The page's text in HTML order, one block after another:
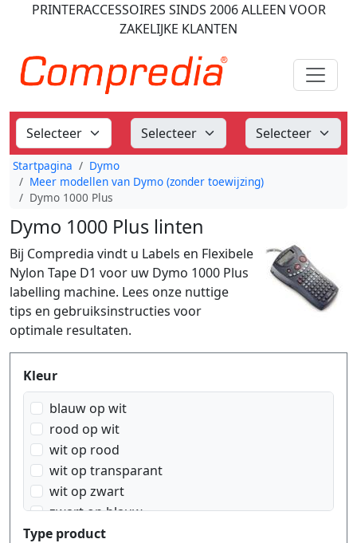
PRINTERACCESSOIRES SINDS 2006ALLEEN VOOR
ZAKELIJKE KLANTEN
Startpagina
Dymo
Meer modellen van Dymo (zonder toewijzing)
Dymo 1000 Plus
Dymo 1000 Plus linten
Bij Compredia vindt u Labels en Flexibele
Nylon Tape D1 voor uw Dymo 1000 Plus
labelling machine. Lees onze nuttige
tips en gebruiksinstructies voor
optimale resultaten.
Produktfilter
Kleur
blauw op wit
rood op wit
wit op rood
wit op transparant
wit op zwart
zwart op blauw
zwart op geel
Type product